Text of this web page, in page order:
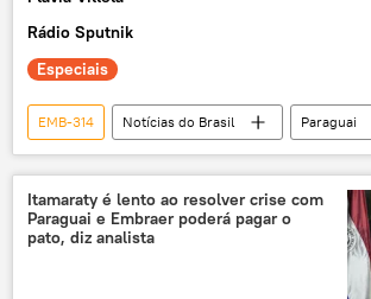
Rádio Sputnik
Especiais
EMB-314 Notícias do Brasil
Paraguai
Assunção
Brasil
Agência Brasileira de Inteligência
Embraer
crise diplomática
espionagem
Mundioka
Itamaraty é lento ao resolver crise com
Paraguai e Embraer poderá pagar o
pato, diz analista